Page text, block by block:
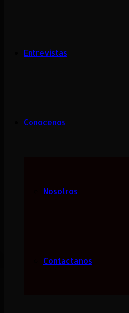
Entrevistas
Conocenos
Nosotros
Contactanos